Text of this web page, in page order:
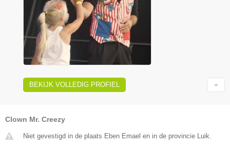
BEKIJK VOLLEDIG PROFIEL
Clown Mr. Creezy
Niet gevestigd in de plaats Eben Emael en in de provincie Luik.